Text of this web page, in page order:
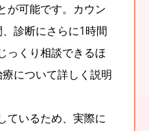
が可能です。カウン
診断にさらに1時間
っくり相談できるほ
について詳しく説明
ているため、実際に